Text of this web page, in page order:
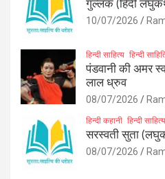
गुल्लक (हिंदी
10/07/2026
हिन्दी साहित्य हिन्दी
पंडवानी की अमर
लाल ध्रुव
08/07/2026
हिन्दी कहानी हिन्दी साहित्य
सरस्वती सुता
08/07/2026